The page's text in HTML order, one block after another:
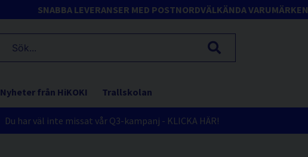
SNABBA LEVERANSER MED POSTNORDVÄLKÄNDA VARUMÄRKEN
Nyheter från HiKOKI Trallskolan
Du har väl inte missat vår Q3-kampanj - KLICKA HÄR!